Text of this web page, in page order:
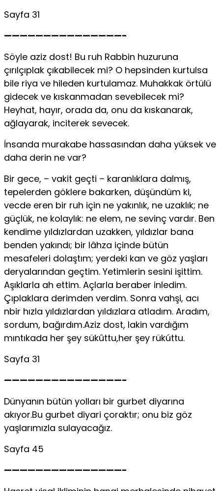
Sayfa 31
———————————————-
Söyle aziz dost! Bu ruh Rabbin huzuruna
çırılçıplak çıkabilecek mi? O hepsinden kurtulsa
bile riya ve hileden kurtulamaz. Muhakkak örtülü
gidecek ve kıskanmadan sevebilecek mi?
Heyhat, hayır, orada da, onu da kıskanarak,
ağlayarak, inciterek sevecek.
İnsanda murakabe hassasından daha yüksek ve
daha derin ne var?
Bir gece, – vakit geçti – karanlıklara dalmış,
tepelerden göklere bakarken, düşündüm ki,
vecde eren bir ruh için ne yakınlık, ne uzaklık; ne
güçlük, ne kolaylık: ne elem, ne sevinç vardır. Ben
kendime yıldızlardan uzakken, yıldızlar bana
benden yakındı; bir lâhza içinde bütün
mesafeleri dolaştım; yerdeki kan ve göz yaşları
deryalarından geçtim. Yetimlerin sesini işittim.
Aşıklarla ah ettim. Açlarla beraber inledim.
Çıplaklara derimden verdim. Sonra vahşi, acı
nbir hızla yıldızlardan yıldızlara atladım. Aradım,
sordum, bağırdım.Aziz dost, lakin vardığım
mıntıkada her şey sükûttu,her şey rükúttu.
Sayfa 31
———————————————-
Dünyanın bütün yolları bir gurbet diyarına
akıyor.Bu gurbet diyari çoraktır; onu biz göz
yaşlarımızla sulayacağız.
Sayfa 45
———————————————-